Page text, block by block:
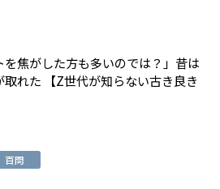
を焦がした方も多いのでは？」昔は
れた 【Z世代が知らない古き良き
百問